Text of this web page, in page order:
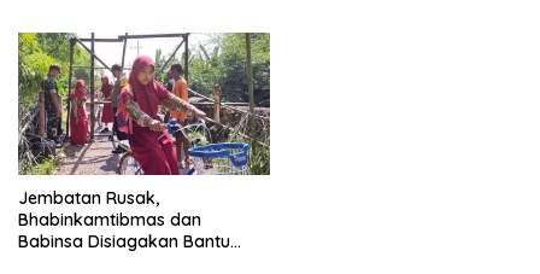
Jembatan Rusak,
Bhabinkamtibmas dan
Babinsa Disiagakan Bantu